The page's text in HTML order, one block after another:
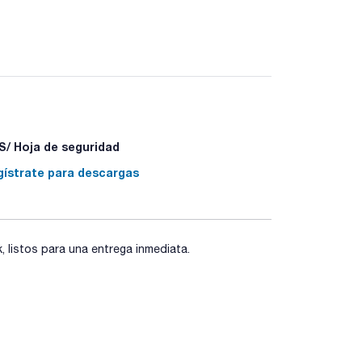
Hoja de seguridad
para descargas
para una entrega inmediata.